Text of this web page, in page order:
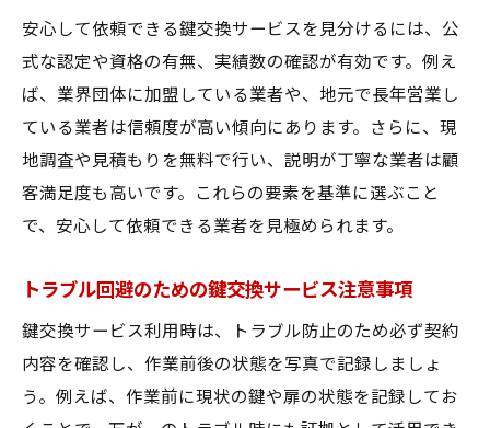
安心して依頼できる鍵交換サービスを見分けるには、公
式な認定や資格の有無、実績数の確認が有効です。例え
ば、業界団体に加盟している業者や、地元で長年営業し
ている業者は信頼度が高い傾向にあります。さらに、現
地調査や見積もりを無料で行い、説明が丁寧な業者は顧
客満足度も高いです。これらの要素を基準に選ぶこと
で、安心して依頼できる業者を見極められます。
トラブル回避のための鍵交換サービス注意事項
鍵交換サービス利用時は、トラブル防止のため必ず契約
内容を確認し、作業前後の状態を写真で記録しましょ
う。例えば、作業前に現状の鍵や扉の状態を記録してお